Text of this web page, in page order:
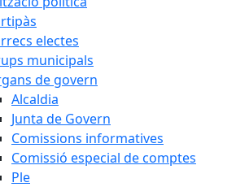
electes
municipals
de govern
Alcaldia
Junta de Govern
Comissions informatives
Comissió especial de comptes
Ple